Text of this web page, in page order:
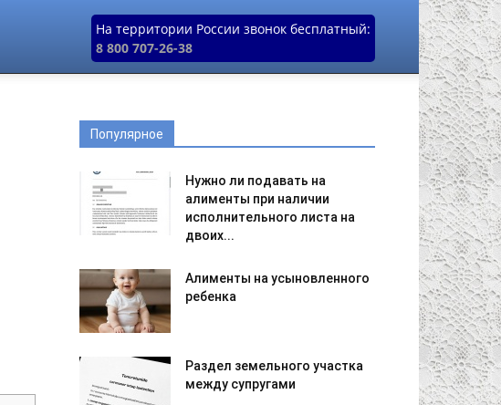
На территории России звонок бесплатный:
8 800 707-26-38
Популярное
Нужно ли подавать на
алименты при наличии
исполнительного листа на
двоих...
Алименты на усыновленного
ребенка
Раздел земельного участка
между супругами